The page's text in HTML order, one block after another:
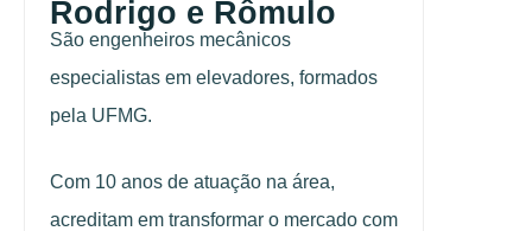
Rodrigo e Rômulo
São engenheiros mecânicos
especialistas em elevadores, formados
pela UFMG.
Com 10 anos de atuação na área,
acreditam em transformar o mercado com